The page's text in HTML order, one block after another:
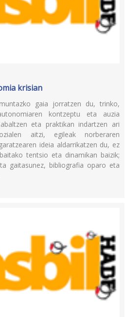
krisian
gaia jorratzen du, trinko,
kontzeptu eta auzia
eta praktikan indartzen ari
aitzi, egileak norberaren
ideia aldarrikatzen du, ez
tentsio eta dinamikan baizik;
gaitasunez, bibliografia oparo eta